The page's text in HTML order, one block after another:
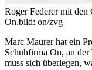
Roger Federer mit
On.bild: on/zvg
Marc Maurer hat ein
Schuhfirma On, an
muss sich überlegen,